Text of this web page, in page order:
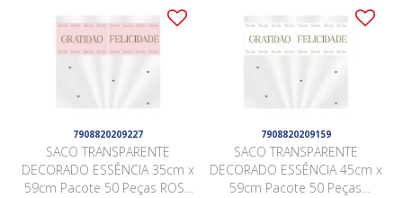
7908820209227
SACO TRANSPARENTE
DECORADO ESSÊNCIA 35cm x
59cm Pacote 50 Peças ROSA
7908820209159
SACO TRANSPARENTE
DECORADO ESSÊNCIA 45cm x
59cm Pacote 50 Peças